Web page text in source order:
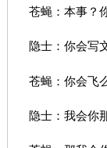
苍蝇：本事？
隐士：你会写
苍蝇：你会飞
隐士：我会你